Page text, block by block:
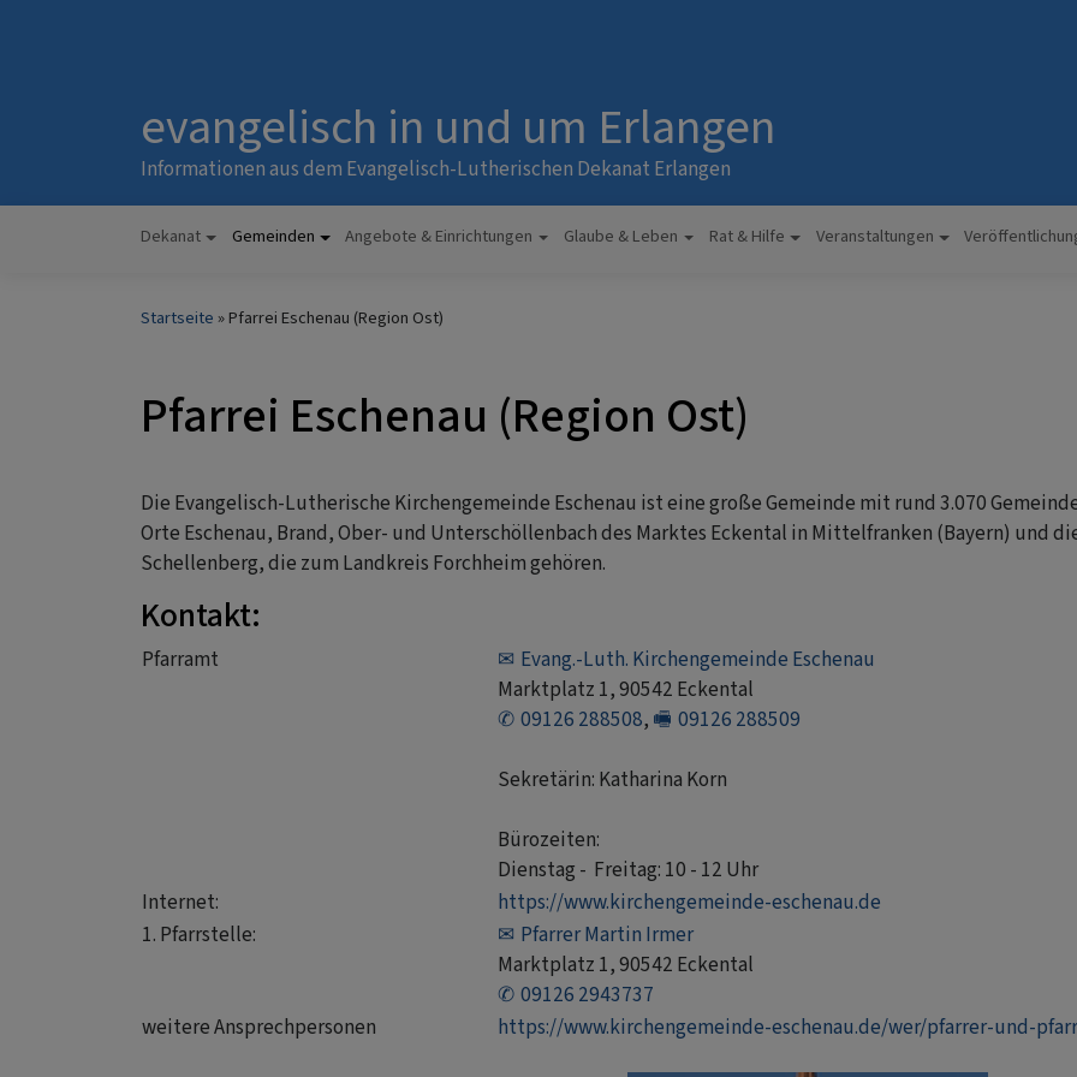
evangelisch in und um Erlangen
Informationen aus dem Evangelisch-Lutherischen Dekanat Erlangen
Hauptnavigation
Dekanat Gemeinden Angebote & Einrichtungen Glaube & Leben Rat & Hilfe Veranstaltungen
Startseite Pfarrei Eschenau (Region Ost)
Pfarrei Eschenau (Region Ost)
Die Evangelisch-Lutherische Kirchengemeinde Eschenau ist eine große Gemeinde mit rund 3.070
Orte Eschenau, Brand, Ober- und Unterschöllenbach des Marktes Eckental in Mittelfranken (Bayern) und
Schellenberg, die zum Landkreis Forchheim gehören.
Kontakt:
Pfarramt
Evang.-Luth. Kirchengemeinde Eschenau
Marktplatz 1, 90542 Eckental
09126 288508, 09126 288509
Sekretärin: Katharina Korn
Bürozeiten:
Dienstag - Freitag: 10 - 12 Uhr
Internet:
https://www.kirchengemeinde-eschenau.de
1. Pfarrstelle:
Pfarrer Martin Irmer
Marktplatz 1, 90542 Eckental
09126 2943737
weitere Ansprechpersonen
https://www.kirchengemeinde-eschenau.de/wer/pfarrer-und-